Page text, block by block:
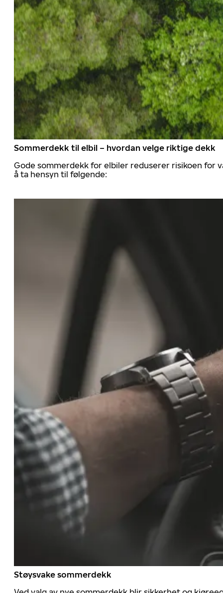
Sommerdekk til elbil – hvordan velge riktige dekk
Gode sommerdekk for elbiler reduserer risikoen for
å ta hensyn til følgende:
Støysvake sommerdekk